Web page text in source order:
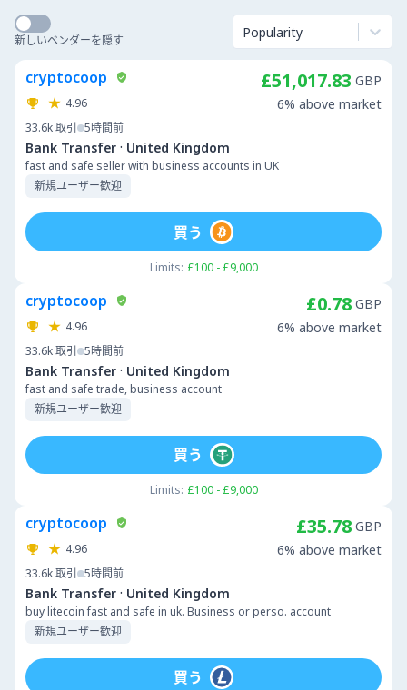
新しいベンダーを隠す Popularity
cryptocoop
4.96
33.6k取引 5時間前
Bank Transfer · United Kingdom
fast and safe seller with business accounts in UK
新規ユーザー歓迎
£51,017.83 GBP
6% above market
Limits: £100 - £9,000
買う
cryptocoop
4.96
33.6k取引 5時間前
Bank Transfer · United Kingdom
fast and safe trade, business account
新規ユーザー歓迎
£0.78 GBP
6% above market
Limits: £100 - £9,000
買う
cryptocoop
4.96
33.6k取引 5時間前
Bank Transfer · United Kingdom
buy litecoin fast and safe in uk. Business or perso. account
新規ユーザー歓迎
£35.78 GBP
6% above market
買う